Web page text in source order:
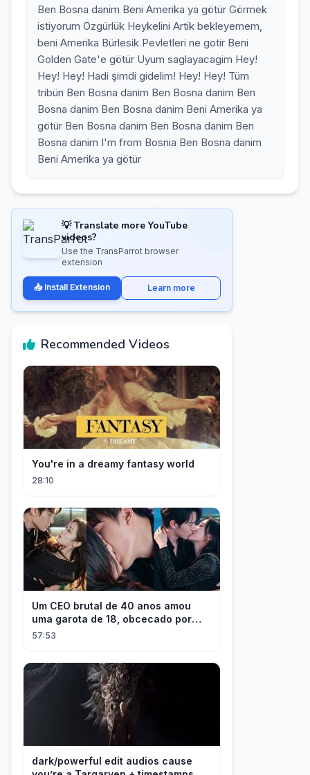
Ben Bosna danim Beni Amerika ya götür Görmek
istiyorum Özgürlük Heykelini Artik bekleyemem,
beni Amerika Bürlesik Pevletleri ne gotir Beni
Golden Gate'e götür Uyum saglayacagim Hey!
Hey! Hey! Hadi şimdi gidelim! Hey! Hey! Tüm
tribün Ben Bosna danim Ben Bosna danim Ben
Bosna danim Ben Bosna danim Beni Amerika ya
götür Ben Bosna danim Ben Bosna danim Ben
Bosna danim I'm from Bosnia Ben Bosna danim
Beni Amerika ya götür
💡 Translate more YouTube
videos?
Use the TransParrot browser
extension
📥 Install Extension Learn more
Recommended Videos
You're in a dreamy fantasy world
28:10
Um CEO brutal de 40 anos amou
uma garota de 18, obcecado por
sua "inocência"! Ela teve seu
57:53
dark/powerful edit audios cause